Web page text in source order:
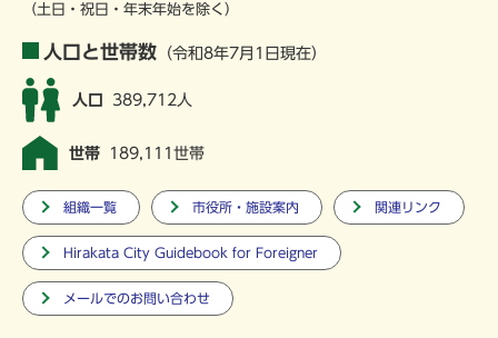
（土日・祝日・年末年始を除く）
人口と世帯数 （令和8年7月1日現在）
人口 389,712人
世帯 189,111世帯
組織一覧 市役所・施設案内 関連リンク
Hirakata City Guidebook for Foreigner
メールでのお問い合わせ